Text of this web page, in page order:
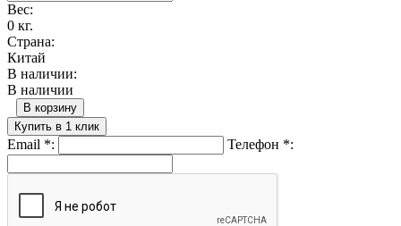
Вес:
0 кг.
Страна:
Китай
В наличии:
В наличии
В корзину
Купить в 1 клик
Email *: Телефон *: